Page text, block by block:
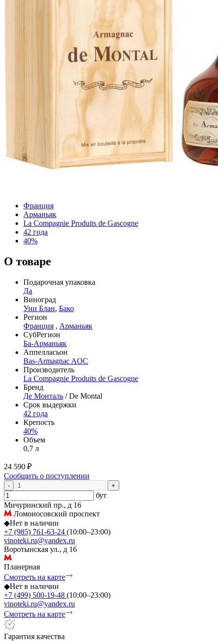
Франция
Арманьяк
La Compagnie Produits de Gascogne
42 года
40%
О товаре
Подарочная упаковка
Да
Виноград
Уни Блан, Бако
Регион
Франция , Арманьяк
СубРегион
Ба-Арманьяк
Аппелласьон
Bas-Armagnac AOC
Производитель
La Compagnie Produits de Gascogne
Бренд
Де Монталь / De Montal
Срок выдержки
42 года
Крепость
40%
Объем
0,7 л
24 590 ₽
Сообщить о поступлении
- +
бут
Мичуринский пр., д 16
Ломоносовский проспект
◆Нет в наличии
+7 (985) 761-63-24 (10:00–23:00)
vinoteki.ru@yandex.ru
Воротынская ул., д 16
Планерная
Смотреть на карте
◆Нет в наличии
+7 (499) 500-19-48 (10:00–23:00)
vinoteki.ru@yandex.ru
Смотреть на карте
Гарантия качества